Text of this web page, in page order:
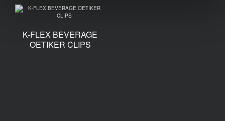
K-FLEX BEVERAGE
OETIKER CLIPS